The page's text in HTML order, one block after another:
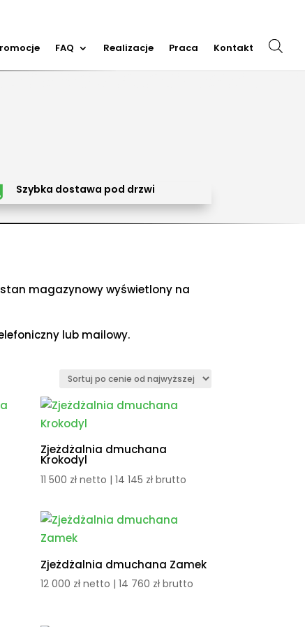
FAQ Realizacje Praca Kontakt
organizacja imprez plenerowych, piana party, popcorn, wata cukrowa, granita,
Szybka dostawa pod drzwi
magazynowy wyświetlony na
lub mailowy.
Zjeżdżalnia dmuchana
Krokodyl
11 500 zł netto | 14 145 złbrutto
Zjeżdżalnia dmuchana Zamek
12 000 zł netto | 14 760 złbrutto